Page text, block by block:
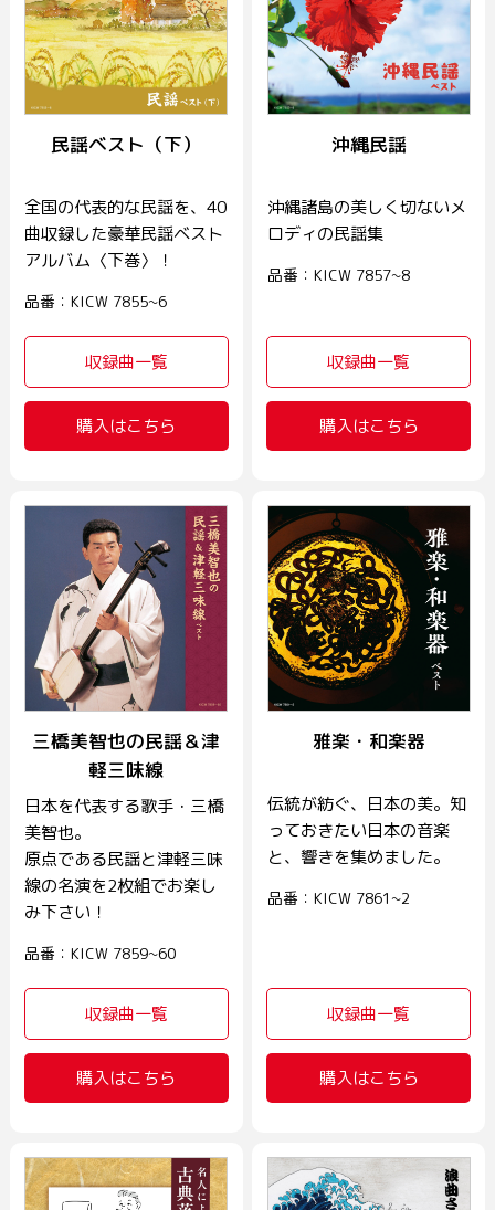
民謡ベスト（下）
全国の代表的な民謡を、40
曲収録した豪華民謡ベスト
アルバム〈下巻〉！
品番：KICW 7855~6
収録曲一覧
購入はこちら
沖縄民謡
沖縄諸島の美しく切ないメ
ロディの民謡集
品番：KICW 7857~8
収録曲一覧
購入はこちら
三橋美智也の民謡＆津
軽三味線
日本を代表する歌手・三橋
美智也。
原点である民謡と津軽三味
線の名演を2枚組でお楽し
み下さい！
品番：KICW 7859~60
収録曲一覧
購入はこちら
雅楽・和楽器
伝統が紡ぐ、日本の美。知
っておきたい日本の音楽
と、響きを集めました。
品番：KICW 7861~2
収録曲一覧
購入はこちら